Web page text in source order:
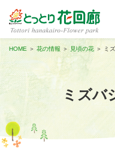
HOME ＞花の情報 ＞ 見頃の花 ＞ ミ
ミズバ